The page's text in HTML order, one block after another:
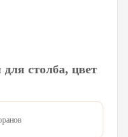
столба, цвет